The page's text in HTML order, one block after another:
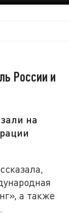
России и
на
а также